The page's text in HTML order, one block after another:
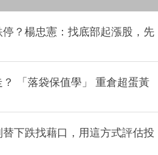
？楊忠憲：找底部起漲股，先
「落袋保值學」 重倉超蛋黃
下跌找藉口，用這方式評估投